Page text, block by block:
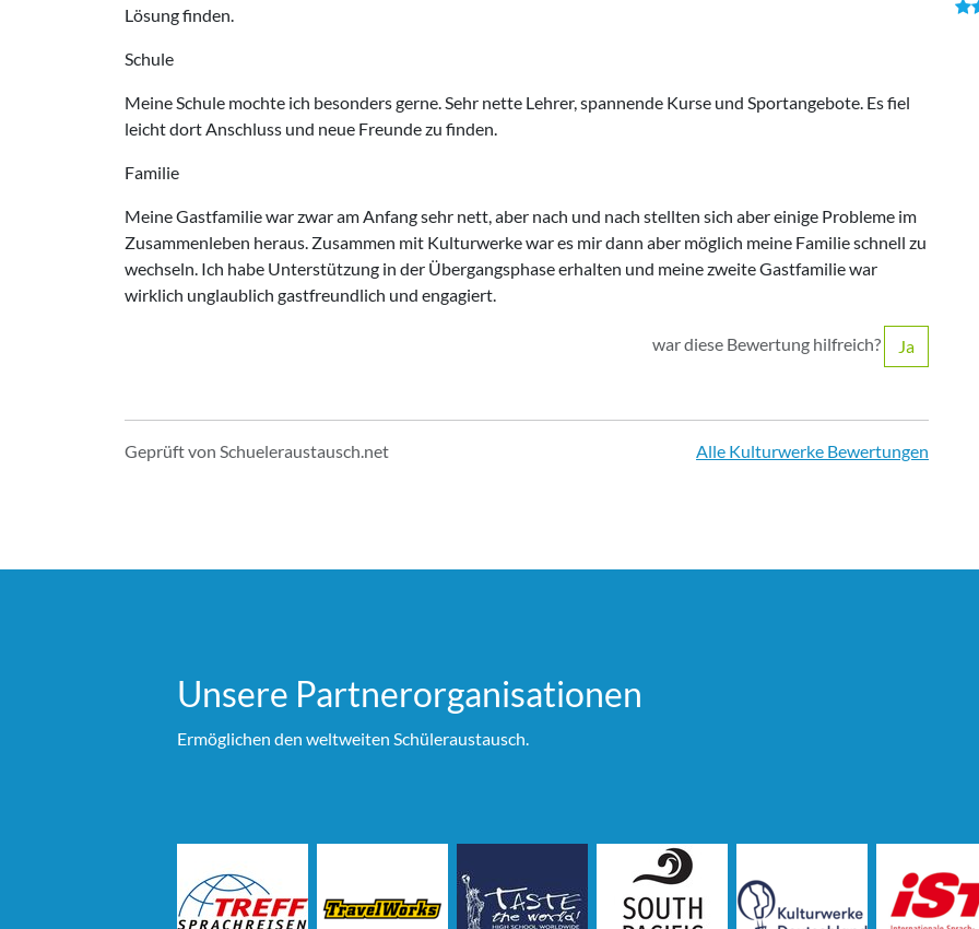
Lösung finden.
Schule
Meine Schule mochte ich besonders gerne. Sehr nette Lehrer, spannende Kurse und Sportangebote. Es fiel
leicht dort Anschluss und neue Freunde zu finden.
Familie
Meine Gastfamilie war zwar am Anfang sehr nett, aber nach und nach stellten sich aber einige Probleme im
Zusammenleben heraus. Zusammen mit Kulturwerke war es mir dann aber möglich meine Familie schnell zu
wechseln. Ich habe Unterstützung in der Übergangsphase erhalten und meine zweite Gastfamilie war
wirklich unglaublich gastfreundlich und engagiert.
war diese Bewertung hilfreich? Ja
Geprüft von Schueleraustausch.net Alle Kulturwerke Bewertungen
Unsere Partner­organi­sationen
Ermöglichen den weltweiten Schüleraustausch.